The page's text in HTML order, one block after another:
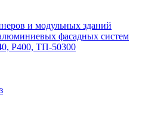
и модульных зданий
фасадных систем
Р400, ТП-50300